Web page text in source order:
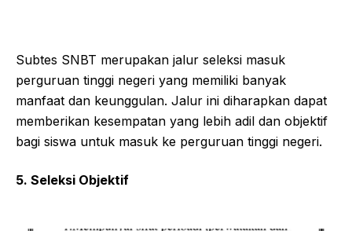
Subtes SNBT merupakan jalur seleksi masuk
perguruan tinggi negeri yang memiliki banyak
manfaat dan keunggulan. Jalur ini diharapkan dapat
memberikan kesempatan yang lebih adil dan objektif
bagi siswa untuk masuk ke perguruan tinggi negeri.
5. Seleksi Objektif